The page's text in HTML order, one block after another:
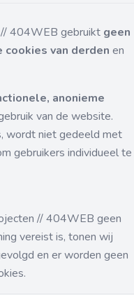
404WEB gebruikt geen
cookies van derden en
anonieme
van de website.
wordt niet gedeeld met
gebruikers individueel te
// 404WEB geen
vereist is, tonen wij
en er worden geen
Sluiten